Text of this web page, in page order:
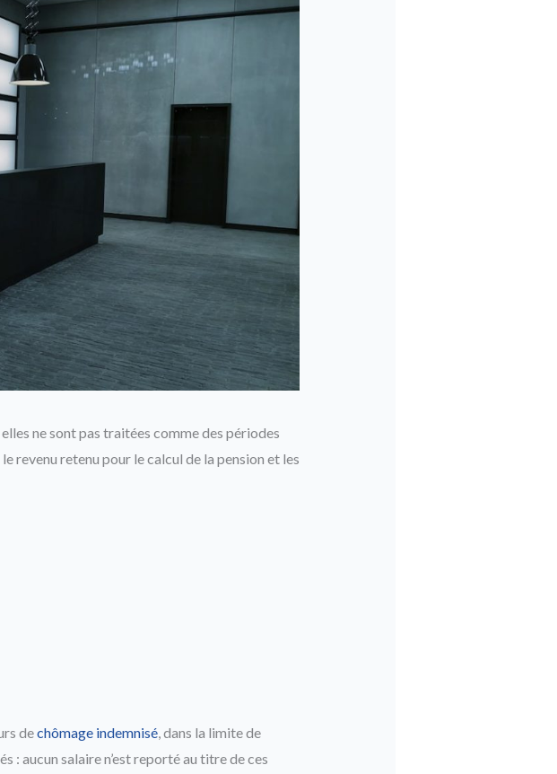
ne sont pas traitées comme des périodes
revenu retenu pour le calcul de la pension et les
dechômage indemnisé, dans la limite de
: aucun salaire n’est reporté au titre de ces